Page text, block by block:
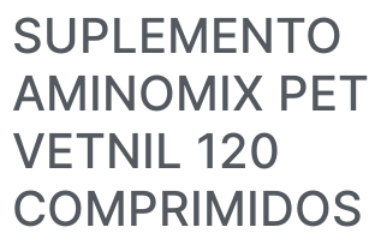
SUPLEMENTO
AMINOMIX PET
VETNIL 120
COMPRIMIDOS